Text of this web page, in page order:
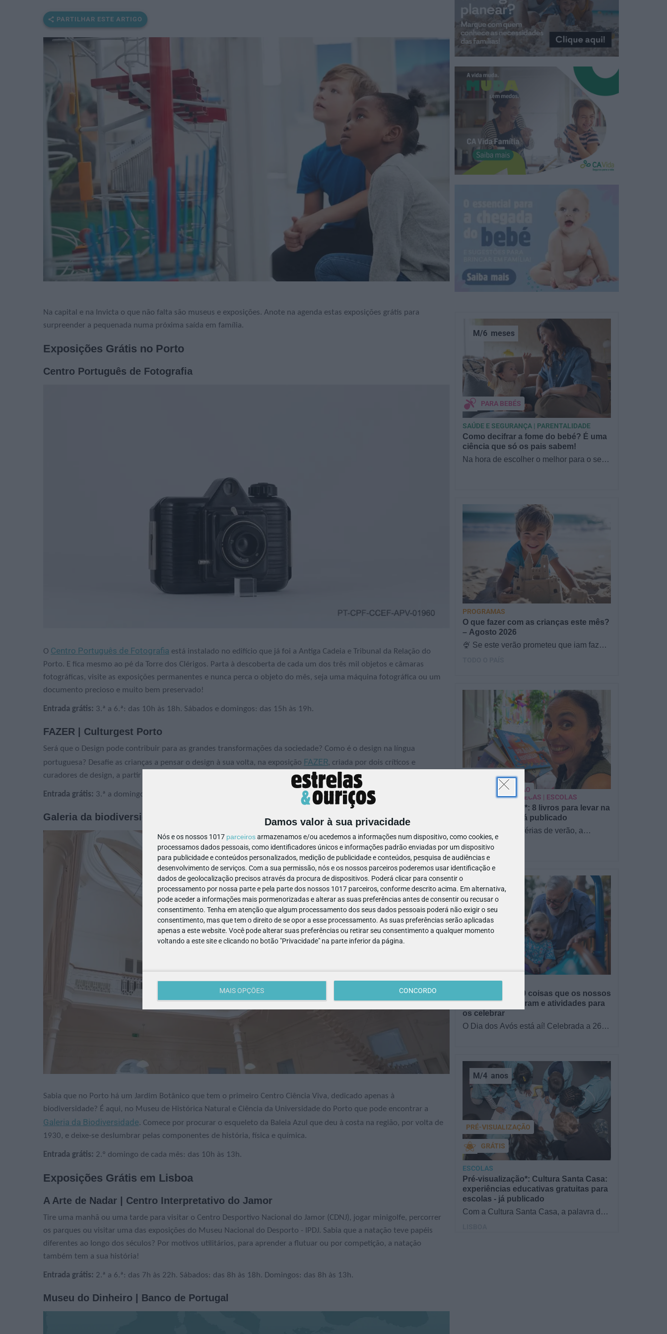
Damos valor à sua privacidade
Nós e os nossos 1017 parceirosarmazenamos e/ou acedemos a informações num dispositivo, como cookies, e
processamos dados pessoais, como identificadores únicos e informações padrão enviadas por um dispositivo
para publicidade e conteúdos personalizados, medição de publicidade e conteúdos, pesquisa de audiências e
desenvolvimento de serviços. Com a sua permissão, nós e os nossos parceiros poderemos usar identificação e
dados de geolocalização precisos através da procura de dispositivos. Poderá clicar para consentir o
processamento por nossa parte e pela parte dos nossos 1017 parceiros, conforme descrito acima. Em alternativa,
pode aceder a informações mais pormenorizadas e alterar as suas preferências antes de consentir ou recusar o
consentimento. Tenha em atenção que algum processamento dos seus dados pessoais poderá não exigir o seu
consentimento, mas que tem o direito de se opor a esse processamento. As suas preferências serão aplicadas
apenas a este website. Você pode alterar suas preferências ou retirar seu consentimento a qualquer momento
voltando a este site e clicando no botão "Privacidade" na parte inferior da página.
MAIS OPÇÕES CONCORDO
PARTILHAR ESTE ARTIGO
Na capital e na Invicta o que não falta são museus e exposições. Anote na agenda estas exposições grátis para
surpreender a pequenada numa próxima saída em família.
Exposições Grátis no Porto
Centro Português de Fotografia
O Centro Português de Fotografia está instalado no edifício que já foi a Antiga Cadeia e Tribunal da Relação do
Porto. E fica mesmo ao pé da Torre dos Clérigos. Parta à descoberta de cada um dos três mil objetos e câmaras
fotográficas, visite as exposições permanentes e nunca perca o objeto do mês, seja uma máquina fotográfica ou um
documento precioso e muito bem preservado!
Entrada grátis: 3.ª a 6.ª: das 10h às 18h. Sábados e domingos: das 15h às 19h.
FAZER | Culturgest Porto
Será que o Design pode contribuir para as grandes transformações da sociedade? Como é o design na língua
portuguesa? Desafie as crianças a pensar o design à sua volta, na exposição FAZER, criada por dois críticos e
curadores de design, a partir das páginas de uma revista.
Entrada grátis: 3.ª a domingo: das 13h às 18h. Até 12 de maio.
Galeria da biodiversidade | Centro Ciência Viva/MHNC-UP
Sabia que no Porto há um Jardim Botânico que tem o primeiro Centro Ciência Viva, dedicado apenas à
biodiversidade? É aqui, no Museu de Histórica Natural e Ciência da Universidade do Porto que pode encontrar a
Galeria da Biodiversidade. Comece por procurar o esqueleto da Baleia Azul que deu à costa na região, por volta de
1930, e deixe-se deslumbrar pelas componentes de história, física e química.
Entrada grátis: 2.º domingo de cada mês: das 10h às 13h.
Exposições Grátis em Lisboa
A Arte de Nadar | Centro Interpretativo do Jamor
Tire uma manhã ou uma tarde para visitar o Centro Desportivo Nacional do Jamor (CDNJ), jogar minigolfe, percorrer
os parques ou visitar uma das exposições do Museu Nacional do Desporto - IPDJ. Sabia que a natação teve papéis
diferentes ao longo dos séculos? Por motivos utilitários, para aprender a flutuar ou por competição, a natação
também tem a sua história!
Entrada grátis: 2.ª a 6.ª: das 7h às 22h. Sábados: das 8h às 18h. Domingos: das 8h às 13h.
Museu do Dinheiro | Banco de Portugal
Como decifrar a fome do bebé? É uma
ciência que só os pais sabem!
Na hora de escolher o melhor para o seu
M/6 meses
PARA BEBÉS
SAÚDE E SEGURANÇA | PARENTALIDADE
O que fazer com as crianças este mês?
– Agosto 2026
🍨 Se este verão prometeu que iam fazer
PROGRAMAS
Pré-visualização*: 8 livros para levar na
mala de férias - já publicado
Para celebrar as férias de verão, a
Estrelas & Ouriços fez uma parceria com
a Sofia Vieira, da livraria…
PARA BEBÉS
PRÉ-VISUALIZAÇÃO
CONTOS E BIBLIOTECAS | ESCOLAS
Dia dos Avós: 10 coisas que os nossos
avós nos ensinaram e atividades para
os celebrar
O Dia dos Avós está aí! Celebrada a 26
BRINCAR
Pré-visualização*: Cultura Santa Casa:
experiências educativas gratuitas para
escolas - já publicado
Com a Cultura Santa Casa, a palavra de
M/4 anos
GRÁTIS
PRÉ-VISUALIZAÇÃO
ESCOLAS